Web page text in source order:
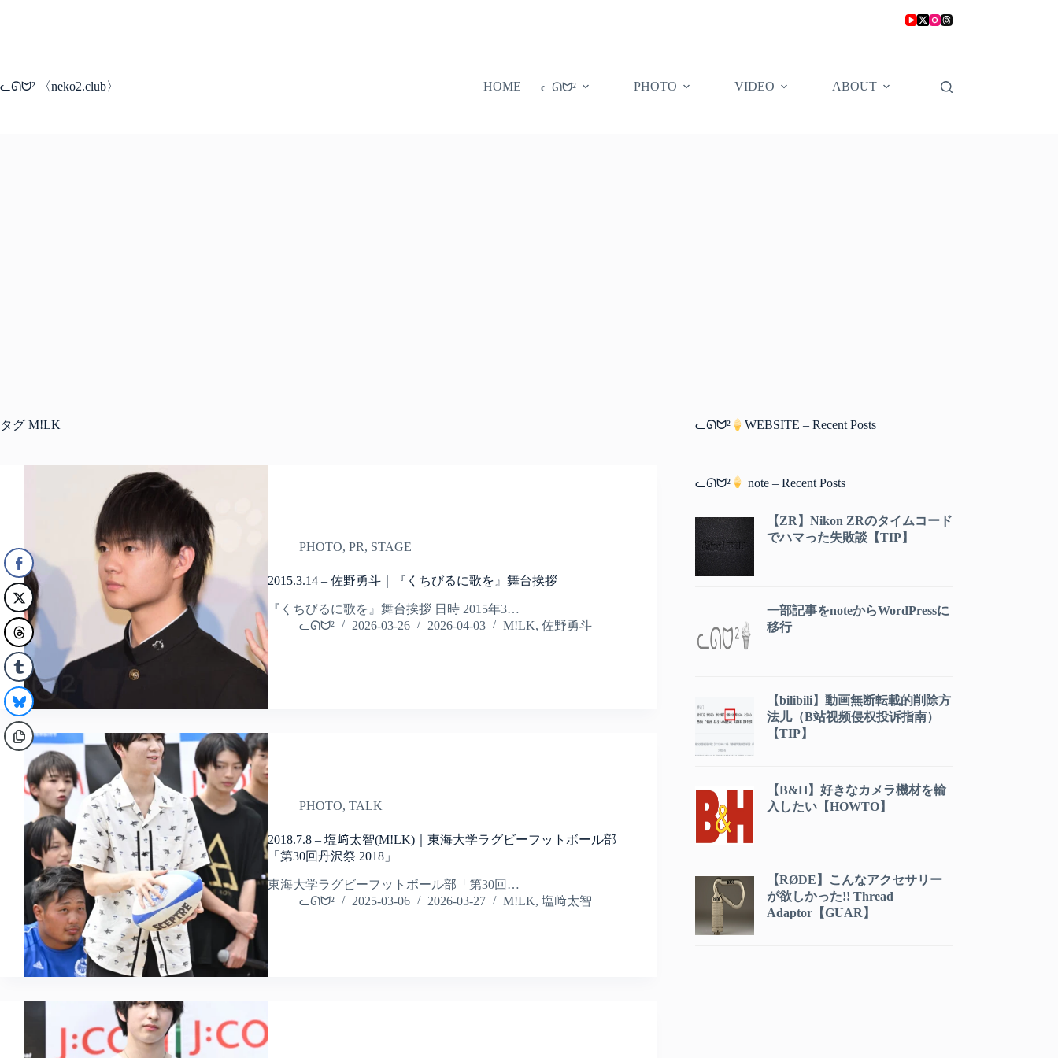
へ
ᓚᘏᗢ² 〈neko2.club〉 HOME ᓚᘏᗢ² PHOTO VIDEO ABOUT
タグ M!LK
PHOTO, PR, STAGE
2015.3.14 – 佐野勇斗｜『くちびるに歌を』舞台挨拶
『くちびるに歌を』舞台挨拶 日時 2015年3…
ᓚᘏᗢ²
2026-03-26 2026-04-03 M!LK, 佐野勇斗
PHOTO, TALK
2018.7.8 – 塩﨑太智(M!LK)｜東海大学ラグビーフットボール部
「第30回丹沢祭 2018」
東海大学ラグビーフットボール部「第30回…
ᓚᘏᗢ²
2025-03-06 2026-03-27 M!LK, 塩﨑太智
ᓚᘏᗢ² WEBSITE – Recent Posts
ᓚᘏᗢ² note – Recent Posts
【ZR】Nikon ZRのタイムコード
でハマった失敗談【TIP】
一部記事をnoteからWordPressに
移行
【bilibili】動画無断転載的削除方
法儿（B站视频侵权投诉指南）
【TIP】
【B&H】好きなカメラ機材を輸
入したい【HOWTO】
【RØDE】こんなアクセサリー
が欲しかった!! Thread
Adaptor【GUAR】